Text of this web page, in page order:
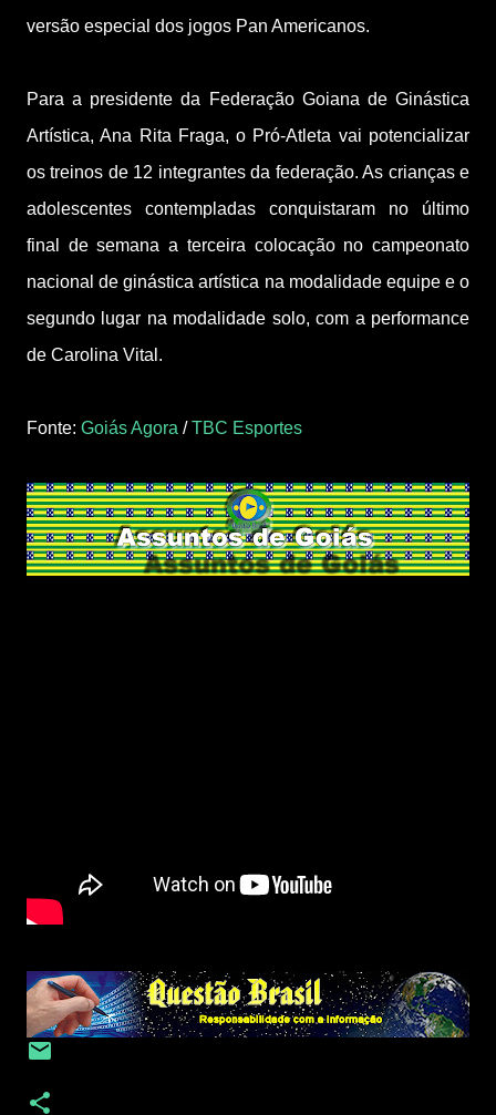
versão especial dos jogos Pan Americanos.
Para a presidente da Federação Goiana de Ginástica
Artística, Ana Rita Fraga, o Pró-Atleta vai potencializar
os treinos de 12 integrantes da federação. As crianças e
adolescentes contempladas conquistaram no último
final de semana a terceira colocação no campeonato
nacional de ginástica artística na modalidade equipe e o
segundo lugar na modalidade solo, com a performance
de Carolina Vital.
Fonte: Goiás Agora /TBC Esportes